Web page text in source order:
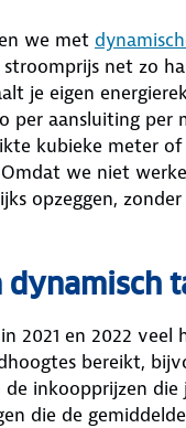
we met
stroomprijs net zo
je eigen
per aansluiting per
kubieke meter
we niet
opzeggen,
dynamisch
2021 en 2022
bereikt,
inkoopprijzen
die de